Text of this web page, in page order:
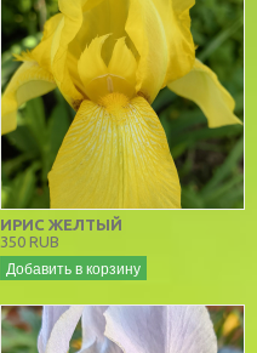
ИРИС ЖЕЛТЫЙ
350 RUB
Добавить в корзину